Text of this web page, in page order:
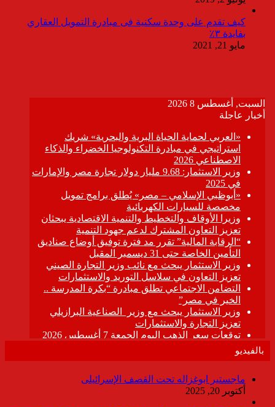
كيف تقدم على وحدة سكنية فى مبادرة التمويل العقاري
بفايدة ٣٪
مايو 21, 2021
بالفيديو
ماجستير ابوغزاله تحت القصف الإسرائيلى
أكتوبر 20, 2025